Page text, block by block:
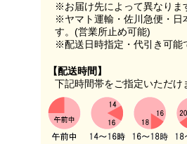
※お届け先によって異なりま
※ヤマト運輸・佐川急便・日
す。(営業所止め可能)
※配送日時指定・代引き可能
【配送時間】
下記時間帯をご指定いただけ